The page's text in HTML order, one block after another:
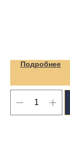
Подробнее